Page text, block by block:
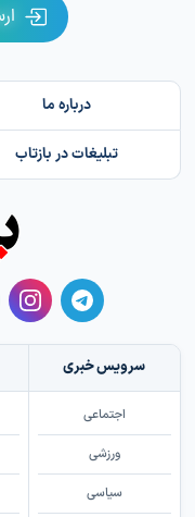
درباره ما
تبلیغات در بازتاب
سرویس خبری
اجتماعی
ورزشی
سیاسی